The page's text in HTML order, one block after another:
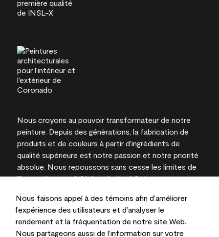
Nous faisons appel à des témoins afin d’améliorer
l’expérience des utilisateurs et d’analyser le
rendement et la fréquentation de notre site Web.
Nous partageons aussi de l’information sur votre
Nous croyons au pouvoir transformateur de notre
peinture. Depuis des générations, la fabrication de
produits et de couleurs à partir d’ingrédients de
qualité supérieure est notre passion et notre priorité
absolue. Nous repoussons sans cesse les limites de
l’innovation et privilégions la durabilité pour
l’expertise locale.